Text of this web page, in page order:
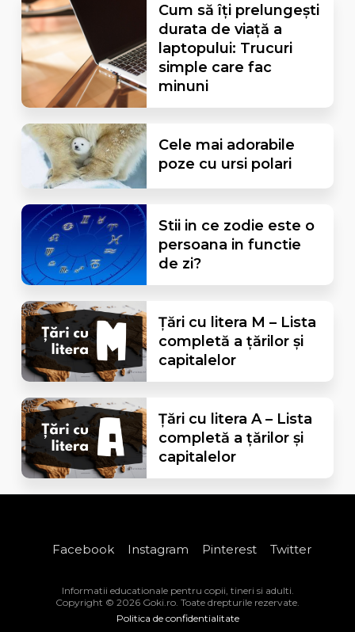
Cum să îți prelungești
durata de viață a
laptopului: Trucuri
simple care fac
minuni
Cele mai adorabile
poze cu ursi polari
Stii in ce zodie este o
persoana in functie
de zi?
Țări cu litera M – Lista
completă a țărilor și
capitalelor
Țări cu litera A – Lista
completă a țărilor și
capitalelor
Facebook Instagram Pinterest Twitter
Informatii educationale pentru copii, tineri si adulti.
Copyright © 2026 Goki.ro. Toate drepturile rezervate.
Politica de confidentialitate